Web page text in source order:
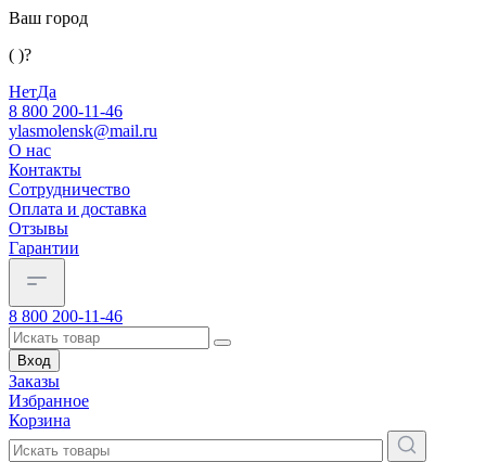
Ваш город
( )?
НетДа
8 800 200-11-46
ylasmolensk@mail.ru
О нас
Контакты
Сотрудничество
Оплата и доставка
Отзывы
Гарантии
8 800 200-11-46
Вход
Заказы
Избранное
Корзина